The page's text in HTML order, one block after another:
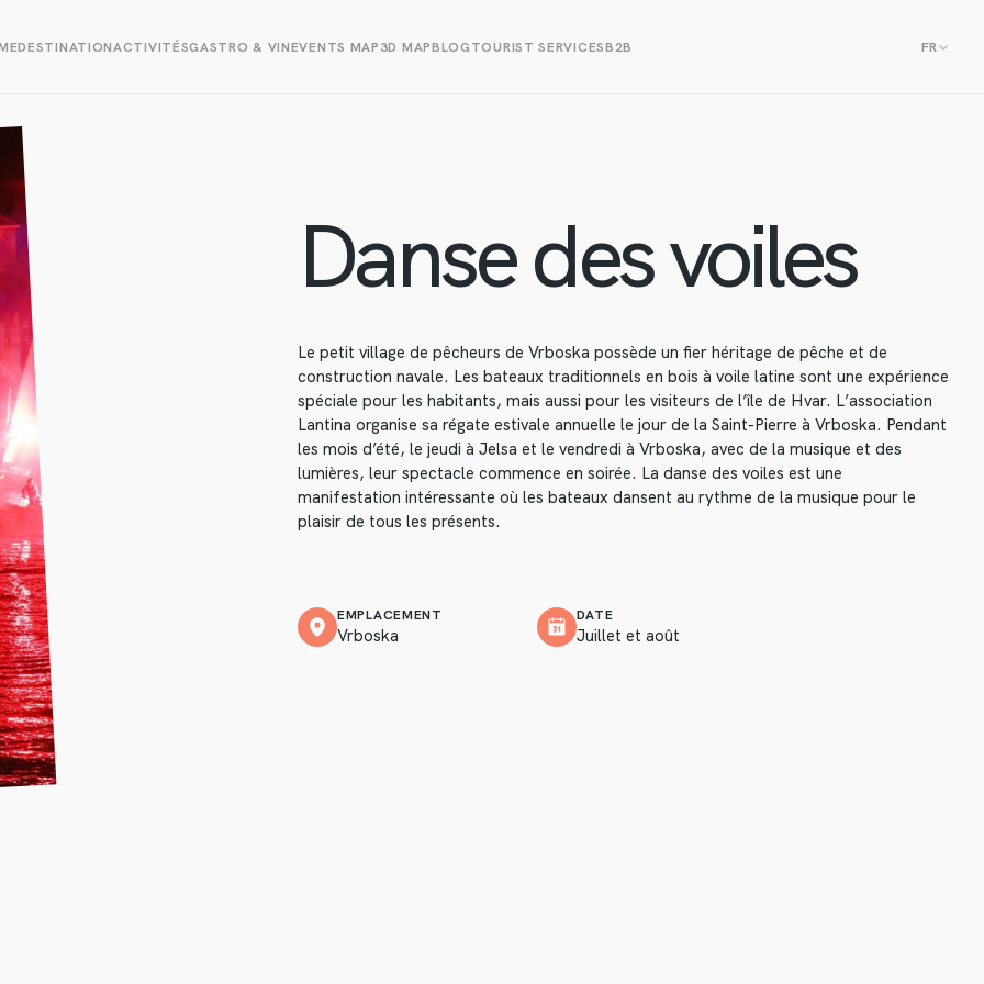
DESTINATIONACTIVITÉSGASTRO & VINEVENTS MAP3D MAPBLOGTOURIST SERVICESB2B FR
Danse des voiles
Le petit village de pêcheurs de Vrboska possède un fier héritage de pêche et de
construction navale. Les bateaux traditionnels en bois à voile latine sont une expérience
spéciale pour les habitants, mais aussi pour les visiteurs de l’île de Hvar. L’association
Lantina organise sa régate estivale annuelle le jour de la Saint-Pierre à Vrboska. Pendant
les mois d’été, le jeudi à Jelsa et le vendredi à Vrboska, avec de la musique et des
lumières, leur spectacle commence en soirée. La danse des voiles est une
manifestation intéressante où les bateaux dansent au rythme de la musique pour le
plaisir de tous les présents.
EMPLACEMENT
Vrboska
DATE
Juillet et août